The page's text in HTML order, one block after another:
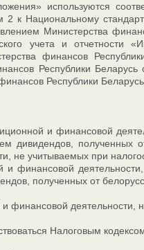
используются
к Национальному
Министерства
учета и отчетности
финансов
Республики
Республики
и финансовой
дивидендов, полученных
не учитываемых при
финансовой
полученных от
финансовой деятельности,
Налоговым